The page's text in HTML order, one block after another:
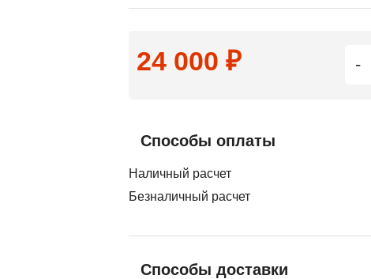
24 000 ₽ -
Способы оплаты
Наличный расчет
Безналичный расчет
Способы доставки